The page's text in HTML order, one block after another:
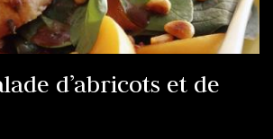
d’abricots et de